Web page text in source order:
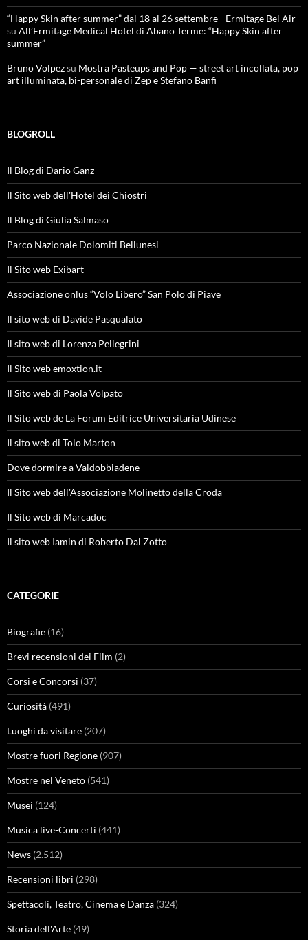
“Happy Skin after summer” dal 18 al 26 settembre - Ermitage Bel Air
su All’Ermitage Medical Hotel di Abano Terme: “Happy Skin after
summer”
Bruno Volpezsu Mostra Pasteups and Pop — street art incollata, pop
art illuminata, bi-personale di Zep e Stefano Banfi
BLOGROLL
Il Blog di Dario Ganz
Il Sito web dell'Hotel dei Chiostri
Il Blog di Giulia Salmaso
Parco Nazionale Dolomiti Bellunesi
Il Sito web Exibart
Associazione onlus “Volo Libero” San Polo di Piave
Il sito web di Davide Pasqualato
Il sito web di Lorenza Pellegrini
Il Sito web emoxtion.it
Il Sito web di Paola Volpato
Il Sito web de La Forum Editrice Universitaria Udinese
Il sito web di Tolo Marton
Dove dormire a Valdobbiadene
Il Sito web dell'Associazione Molinetto della Croda
Il Sito web di Marcadoc
Il sito web Iamin di Roberto Dal Zotto
CATEGORIE
Biografie (16)
Brevi recensioni dei Film (2)
Corsi e Concorsi (37)
Curiosità (491)
Luoghi da visitare (207)
Mostre fuori Regione (907)
Mostre nel Veneto (541)
Musei (124)
Musica live-Concerti (441)
News (2.512)
Recensioni libri (298)
Spettacoli, Teatro, Cinema e Danza (324)
Storia dell'Arte (49)